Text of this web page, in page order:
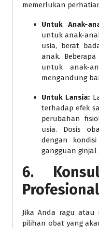
memerlukan
Untuk Anak-
untuk anak-
usia, berat
anak.
untuk anak-
mengandung
Untuk Lansia:
terhadap efek
perubahan
usia. Dosis
dengan
gangguan
6.
Jika Anda ragu atau
pilihan obat yang